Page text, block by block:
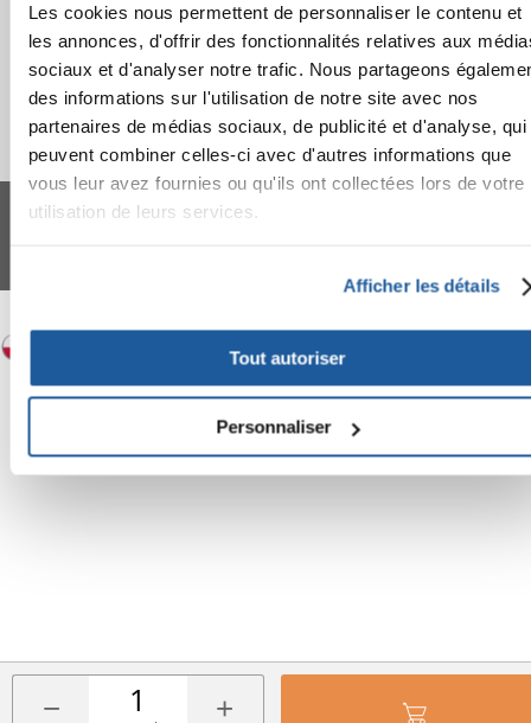
Les cookies nous permettent de personnaliser le contenu et
les annonces, d'offrir des fonctionnalités relatives aux
sociaux et d'analyser notre trafic. Nous partageons
des informations sur l'utilisation de notre site avec nos
partenaires de médias sociaux, de publicité et d'analyse, qui
peuvent combiner celles-ci avec d'autres informations que
vous leur avez fournies ou qu'ils ont collectées lors de votre
utilisation de leurs services.
Afficher les détails
Tout autoriser
Personnaliser
− +
FERA 24 UG Sede legale: Blankenfelder Dorfstraße 94 15827 Blankenfelde-
Mahlow (Germania) - P.IVA DE317667035